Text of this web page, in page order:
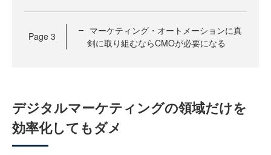
Page 3
マーケティング・オートメーションに真
剣に取り組むならCMOが必要になる
デジタルマーケティングの領域だけを
効率化してもダメ